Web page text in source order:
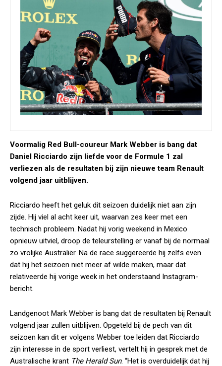
Voormalig Red Bull-coureur Mark Webber is bang dat
Daniel Ricciardo zijn liefde voor de Formule 1 zal
verliezen als de resultaten bij zijn nieuwe team Renault
volgend jaar uitblijven.
Ricciardo heeft het geluk dit seizoen duidelijk niet aan zijn
zijde. Hij viel al acht keer uit, waarvan zes keer met een
technisch probleem. Nadat hij vorig weekend in Mexico
opnieuw uitviel, droop de teleurstelling er vanaf bij de normaal
zo vrolijke Australiër. Na de race suggereerde hij zelfs even
dat hij het seizoen niet meer af wilde maken, maar dat
relativeerde hij vorige week in het onderstaand Instagram-
bericht.
Landgenoot Mark Webber is bang dat de resultaten bij Renault
volgend jaar zullen uitblijven. Opgeteld bij de pech van dit
seizoen kan dit er volgens Webber toe leiden dat Ricciardo
zijn interesse in de sport verliest, vertelt hij in gesprek met de
Australische krant The Herald Sun. “Het is overduidelijk dat hij